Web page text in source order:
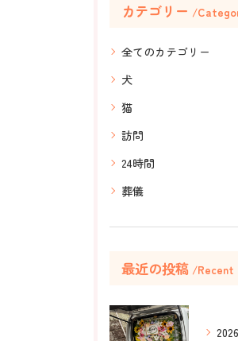
カテゴリー
全てのカテゴリー
犬
猫
訪問
24時間
葬儀
最近の投稿 Recent